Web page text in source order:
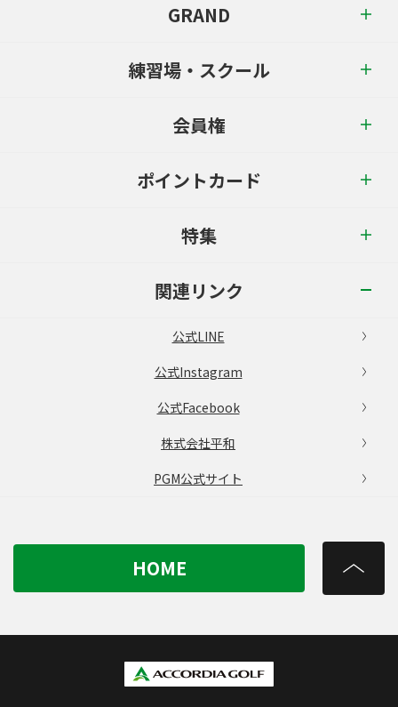
GRAND
練習場・スクール
会員権
ポイントカード
特集
関連リンク
公式LINE
公式Instagram
公式Facebook
株式会社平和
PGM公式サイト
HOME